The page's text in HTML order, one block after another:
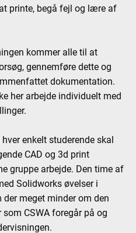
printe, begå fejl og lære af
kommer alle til at
gennemføre dette og
dokumentation.
her arbejde individuelt med
enkelt studerende skal
CAD og 3d print
gruppe arbejde. Den time af
Solidworks øvelser i
meget minder om den
CSWA foregår på og